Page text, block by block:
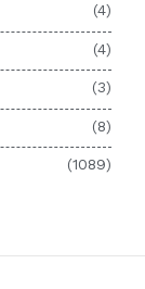
(4)
(4)
(3)
(8)
(1089)